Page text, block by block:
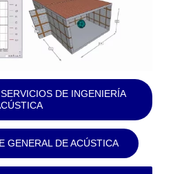
DE INGENIERÍA
GENERAL DE ACÚSTICA